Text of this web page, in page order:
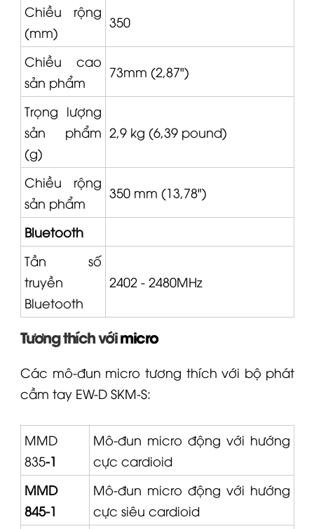
Chiều rộng
(mm)
350
Chiều cao
sản phẩm
73mm (2,87")
Trọng lượng
sản phẩm
(g)
2,9 kg (6,39 pound)
Chiều rộng
sản phẩm
350 mm (13,78")
Bluetooth
Tần số
truyền
Bluetooth
2402 - 2480MHz
Tương thích vớimicro
Các mô-đun micro tương thích với bộ phát
cầm tay EW-DSKM-S:
MMD
835-1
Mô-đun micro động với hướng
cực cardioid
MMD
845-1
Mô-đun micro động với hướng
cực siêu cardioid